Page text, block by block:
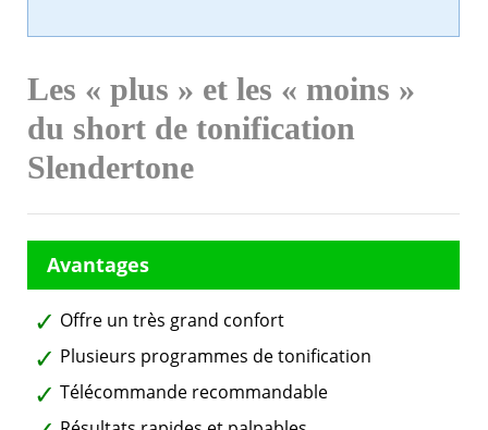
Les « plus » et les « moins »
du short de tonification
Slendertone
Offre un très grand confort
Plusieurs programmes de tonification
Télécommande recommandable